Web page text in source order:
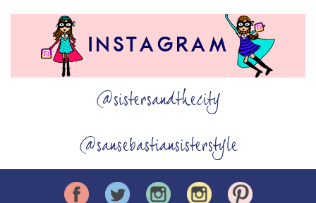
@sistersandthecity
@sansebastiansisterstyle